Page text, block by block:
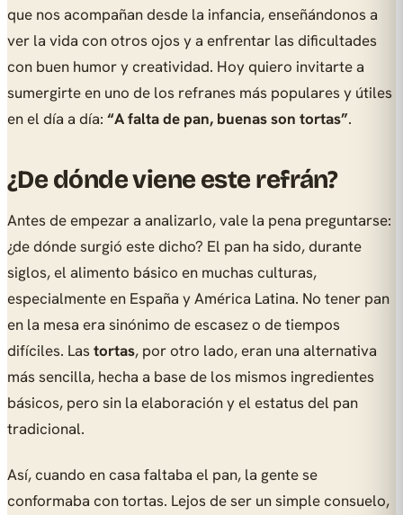
que nos acompañan desde la infancia, enseñándonos a
ver la vida con otros ojos y a enfrentar las dificultades
con buen humor y creatividad. Hoy quiero invitarte a
sumergirte en uno de los refranes más populares y útiles
en el día a día: “A falta de pan, buenas son tortas”.
¿De dónde viene este refrán?
Antes de empezar a analizarlo, vale la pena preguntarse:
¿de dónde surgió este dicho? El pan ha sido, durante
siglos, el alimento básico en muchas culturas,
especialmente en España y América Latina. No tener pan
en la mesa era sinónimo de escasez o de tiempos
difíciles. Lastortas, por otro lado, eran una alternativa
más sencilla, hecha a base de los mismos ingredientes
básicos, pero sin la elaboración y el estatus del pan
tradicional.
Así, cuando en casa faltaba el pan, la gente se
conformaba con tortas. Lejos de ser un simple consuelo,